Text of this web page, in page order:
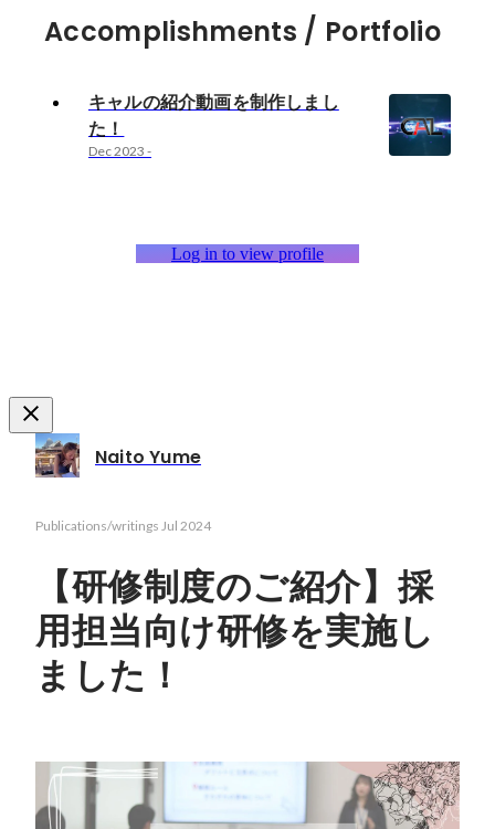
Accomplishments / Portfolio
キャルの紹介動画を制作しまし
た！
Dec 2023 -
Log in to view profile
Naito Yume
Publications/writings Jul 2024
【研修制度のご紹介】採
用担当向け研修を実施し
ました！